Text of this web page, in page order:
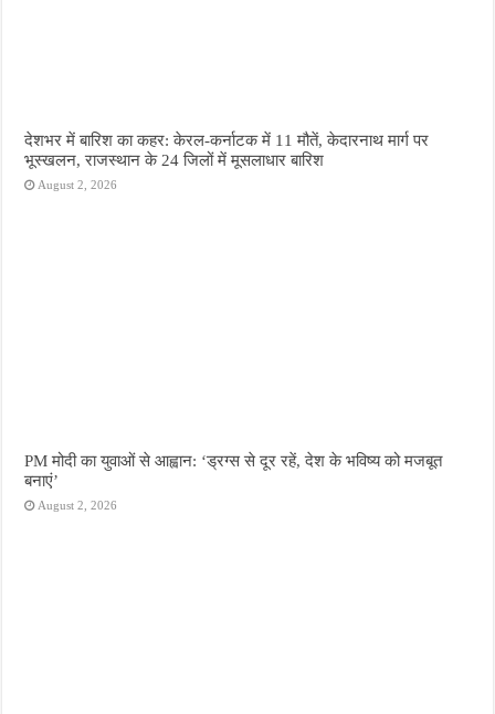
देशभर में बारिश का कहर: केरल-कर्नाटक में 11 मौतें, केदारनाथ मार्ग पर
भूस्खलन, राजस्थान के 24 जिलों में मूसलाधार बारिश
August 2, 2026
PM मोदी का युवाओं से आह्वान: ‘ड्रग्स से दूर रहें, देश के भविष्य को मजबूत
बनाएं’
August 2, 2026